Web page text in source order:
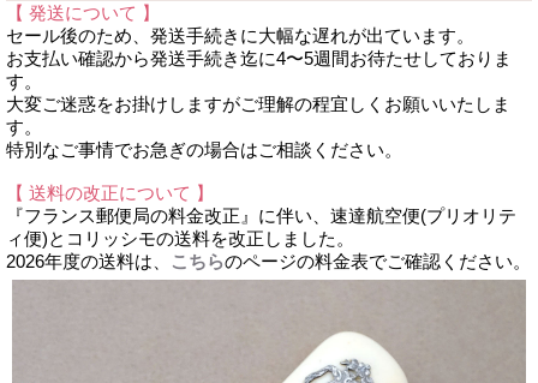
【 発送について 】
セール後のため、発送手続きに大幅な遅れが出ています。
お支払い確認から発送手続き迄に4〜5週間お待たせしておりま
す。
大変ご迷惑をお掛けしますがご理解の程宜しくお願いいたしま
す。
特別なご事情でお急ぎの場合はご相談ください。
【 送料の改正について 】
『フランス郵便局の料金改正』に伴い、速達航空便(プリオリテ
ィ便)とコリッシモの送料を改正しました。
2026年度の送料は、
こちらのページの料金表でご確認ください。